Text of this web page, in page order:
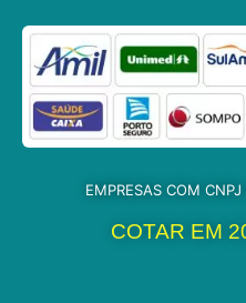
EMPRESAS COM
COTAR EM